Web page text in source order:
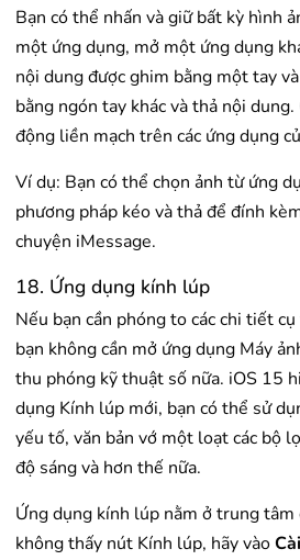
Bạn có thể nhấn và giữ bất kỳ hình
một ứng dụng, mở một ứng dụng
nội dung được ghim bằng một tay
bằng ngón tay khác và thả nội
động liền mạch trên các ứng dụng
Ví dụ: Bạn có thể chọn ảnh từ ứng
phương pháp kéo và thả để đính
chuyện iMessage.
18. Ứng dụng kính lúp
Nếu bạn cần phóng to các chi tiết
bạn không cần mở ứng dụng Máy
thu phóng kỹ thuật số nữa. iOS 15
dụng Kính lúp mới, bạn có thể sử
yếu tố, văn bản vớ một loạt các bộ
độ sáng và hơn thế nữa.
Ứng dụng kính lúp nằm ở trung tâm
không thấy nút Kính lúp, hãy vào